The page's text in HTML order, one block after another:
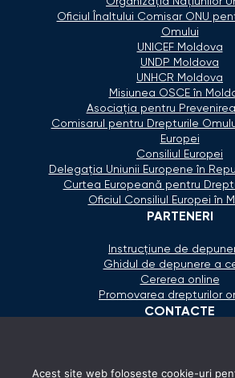
Oficiul Înaltului Comisar ONU
Omului
UNICEF Moldova
UNDP Moldova
UNHCR Moldova
Misiunea OSCE în
Asociaţia pentru Prevenirea
Comisarul pentru Drepturile
Europei
Consiliul Europei
Delegaţia Uniunii Europene în
Curtea Europeană pentru
Oficiul Consiliul Europei în
PARTENERI
Instrucțiune de
Ghidul de depunere a
Cererea online
Promovarea drepturilor
CONTACTE
Acest site web folosește cookie-uri